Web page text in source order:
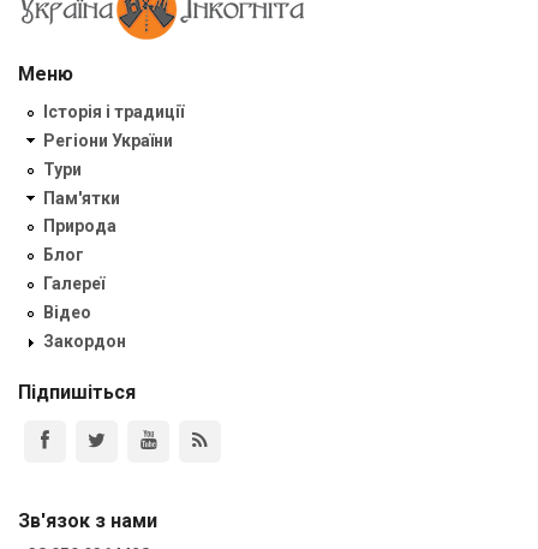
Меню
Історія і традиції
Регіони України
Тури
Пам'ятки
Природа
Блог
Галереї
Відео
Закордон
Підпишіться
Зв'язок з нами